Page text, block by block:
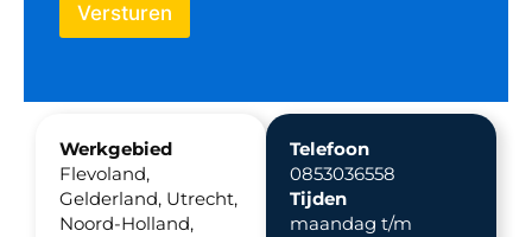
Versturen
Werkgebied
Flevoland,
Gelderland, Utrecht,
Noord-Holland,
Telefoon
0853036558
Tijden
maandag t/m